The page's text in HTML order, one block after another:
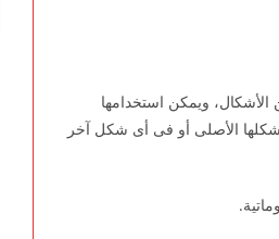
الأشكال، ويمكن استخدامها
الأصلى أو فى أى شكل آخر